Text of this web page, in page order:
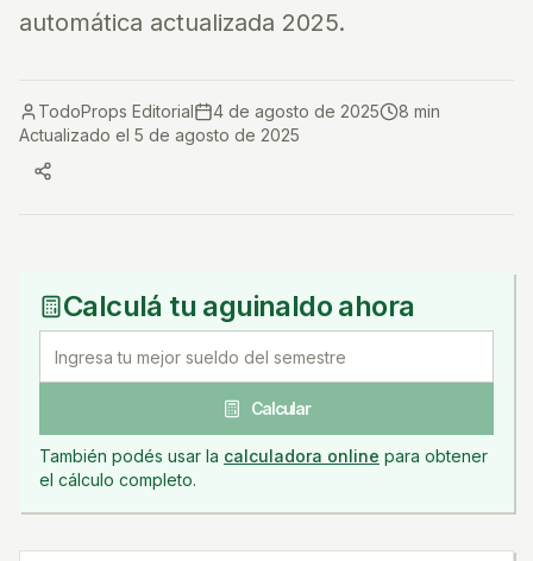
automática actualizada 2025.
TodoProps Editorial 4 de agosto de 2025
8 min
Actualizado el 5 de agosto de 2025
Calculá tu aguinaldo ahora
Calcular
También podés usar la calculadora online para obtener
el cálculo completo.